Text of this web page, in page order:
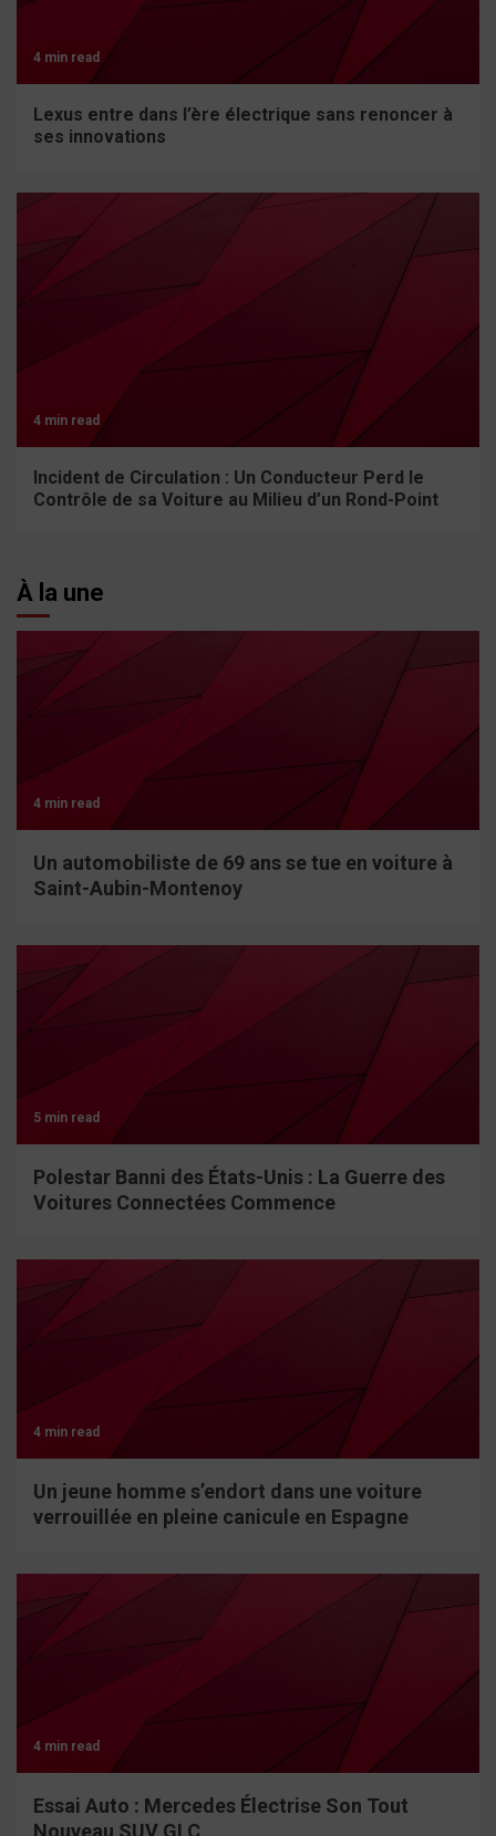
4 min read
Lexus entre dans l’ère électrique sans renoncer à
ses innovations
4 min read
Incident de Circulation : Un Conducteur Perd le
Contrôle de sa Voiture au Milieu d’un Rond-Point
À la une
4 min read
Un automobiliste de 69 ans se tue en voiture à
Saint-Aubin-Montenoy
5 min read
Polestar Banni des États-Unis : La Guerre des
Voitures Connectées Commence
4 min read
Un jeune homme s’endort dans une voiture
verrouillée en pleine canicule en Espagne
4 min read
Essai Auto : Mercedes Électrise Son Tout
Nouveau SUV GLC